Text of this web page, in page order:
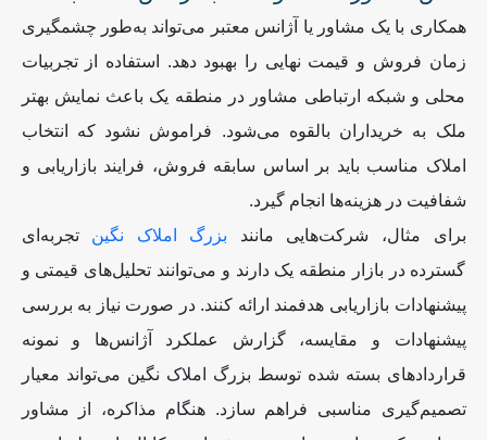
همکاری با یک مشاور یا آژانس معتبر می‌تواند به‌طور چشمگیری
زمان فروش و قیمت نهایی را بهبود دهد. استفاده از تجربیات
محلی و شبکه ارتباطی مشاور در منطقه یک باعث نمایش بهتر
ملک به خریداران بالقوه می‌شود. فراموش نشود که انتخاب
املاک مناسب باید بر اساس سابقه فروش، فرایند بازاریابی و
شفافیت در هزینه‌ها انجام گیرد.
برای مثال، شرکت‌هایی مانند بزرگ املاک نگین تجربه‌ای
گسترده در بازار منطقه یک دارند و می‌توانند تحلیل‌های قیمتی و
پیشنهادات بازاریابی هدفمند ارائه کنند. در صورت نیاز به بررسی
پیشنهادات و مقایسه، گزارش عملکرد آژانس‌ها و نمونه
قراردادهای بسته شده توسط بزرگ املاک نگین می‌تواند معیار
تصمیم‌گیری مناسبی فراهم سازد. هنگام مذاکره، از مشاور